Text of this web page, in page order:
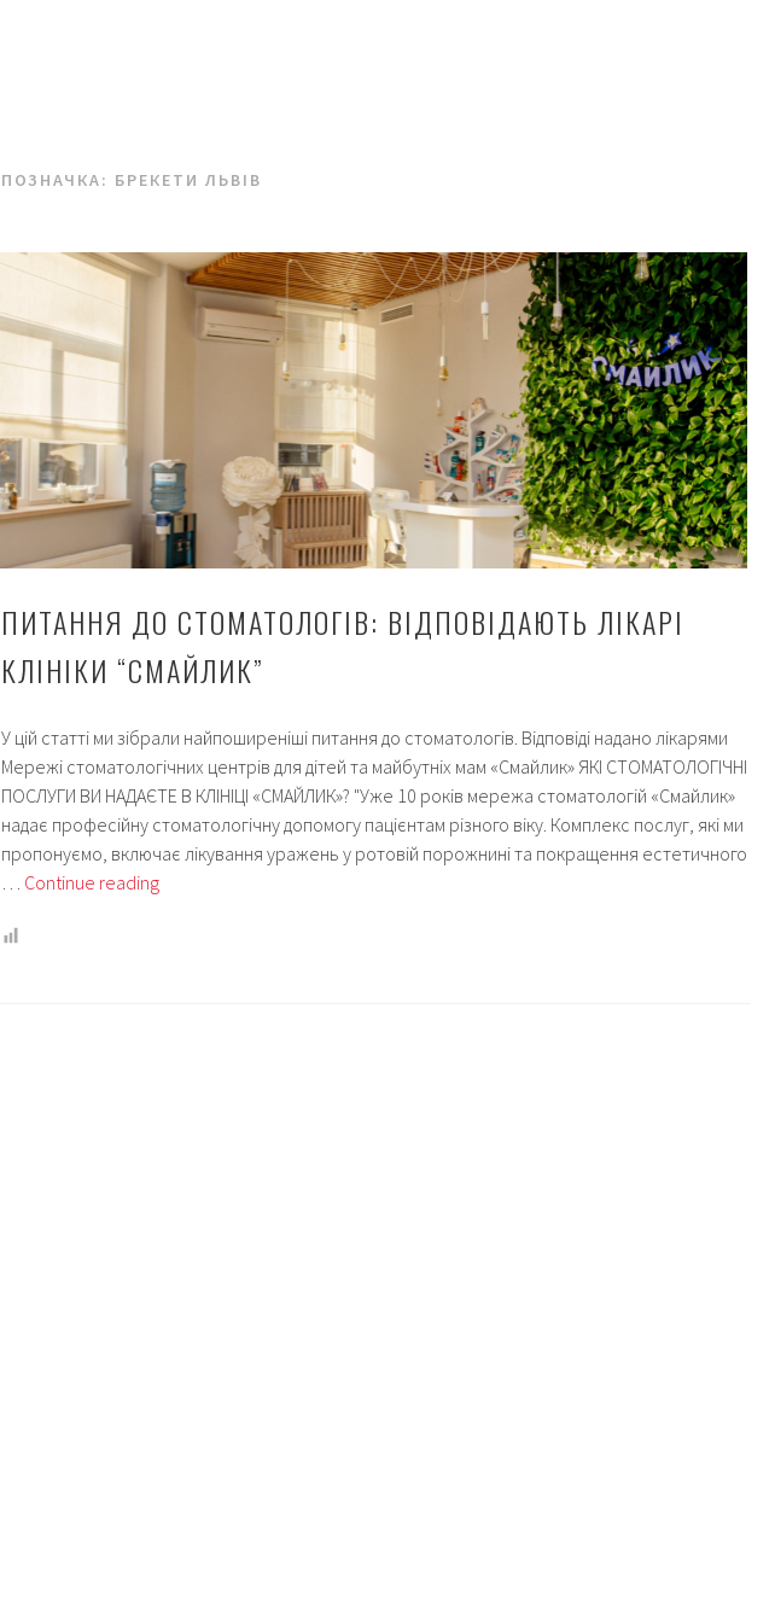
ПОЗНАЧКА: БРЕКЕТИ ЛЬВІВ
ПИТАННЯ ДО СТОМАТОЛОГІВ: ВІДПОВІДАЮТЬ ЛІКАРІ
КЛІНІКИ “СМАЙЛИК”
У цій статті ми зібрали найпоширеніші питання до стоматологів. Відповіді надано лікарями
Мережі стоматологічних центрів для дітей та майбутніх мам «Смайлик» ЯКІ СТОМАТОЛОГІЧНІ
ПОСЛУГИ ВИ НАДАЄТЕ В КЛІНІЦІ «СМАЙЛИК»? "Уже 10 років мережа стоматологій «Смайлик»
надає професійну стоматологічну допомогу пацієнтам різного віку. Комплекс послуг, які ми
пропонуємо, включає лікування уражень у ротовій порожнині та покращення естетичного
Continue readingПитання